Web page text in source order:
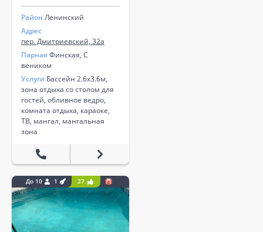
Район Ленинский
Адрес
пер. Дмитриевский, 32а
Парная Финская, С
веником
Услуги Бассейн 2.6х3.6м,
зона отдыха со столом для
гостей, обливное ведро,
комната отдыха, караоке,
ТВ, мангал, мангальная
зона
До 10 1 27